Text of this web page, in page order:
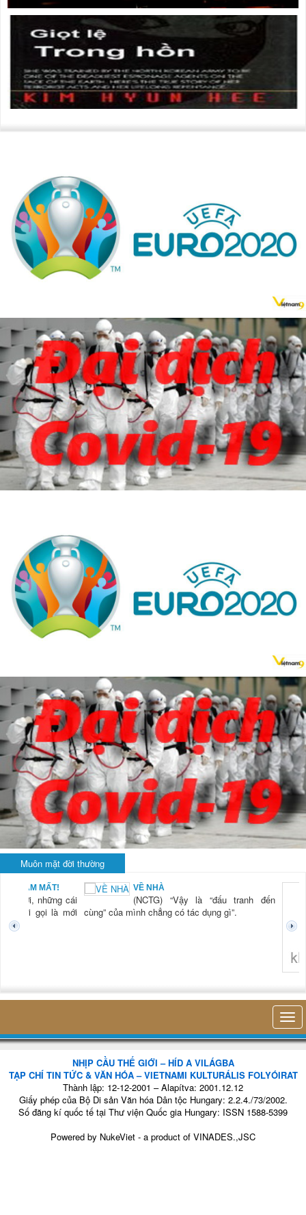
Muôn mặt đời thường
NAM MẤT!
“Xời, những cái
mới gọi là mới
VỀ NHÀ
(NCTG) “Vậy là “đấu tranh đến
cùng” của mình chẳng có tác dụng gì”.
NHỊP CẦU THẾ GIỚI – HÍD A VILÁGBA
TẠP CHÍ TIN TỨC & VĂN HÓA – VIETNAMI KULTURÁLIS FOLYÓIRAT
Thành lập: 12-12-2001 – Alapítva: 2001.12.12
Giấy phép của Bộ Di sản Văn hóa Dân tộc Hungary: 2.2.4./73/2002.
Số đăng kí quốc tế tại Thư viện Quốc gia Hungary: ISSN 1588-5399
Powered by NukeViet - a product of VINADES.,JSC